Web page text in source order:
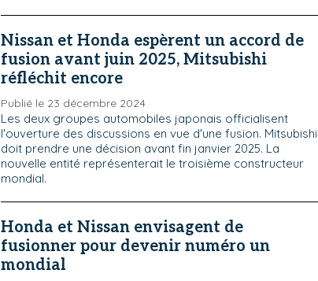
Nissan et Honda espèrent un accord de
fusion avant juin 2025, Mitsubishi
réfléchit encore
Publié le 23 décembre 2024
Les deux groupes automobiles japonais officialisent
l'ouverture des discussions en vue d'une fusion. Mitsubishi
doit prendre une décision avant fin janvier 2025. La
nouvelle entité représenterait le troisième constructeur
mondial.
Honda et Nissan envisagent de
fusionner pour devenir numéro un
mondial